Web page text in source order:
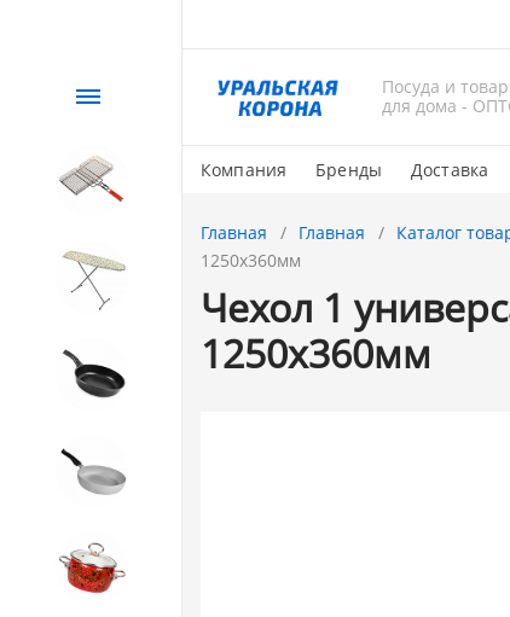
Посуда и
для дома -
Компания Бренды Доставка
Каталог
СЕЗОННЫЙ товар
2. Посуда с АНТИПРИГАРНЫМ
Главная Главная Каталог
1250х360мм
Чехол 1
1250х360мм